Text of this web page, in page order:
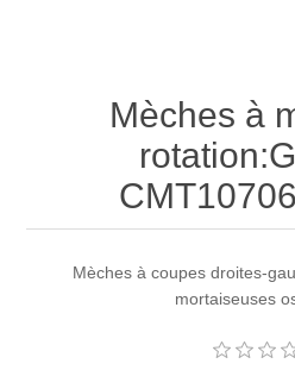
Mèches à
Mèches à coupes droites-
mortaiseuses